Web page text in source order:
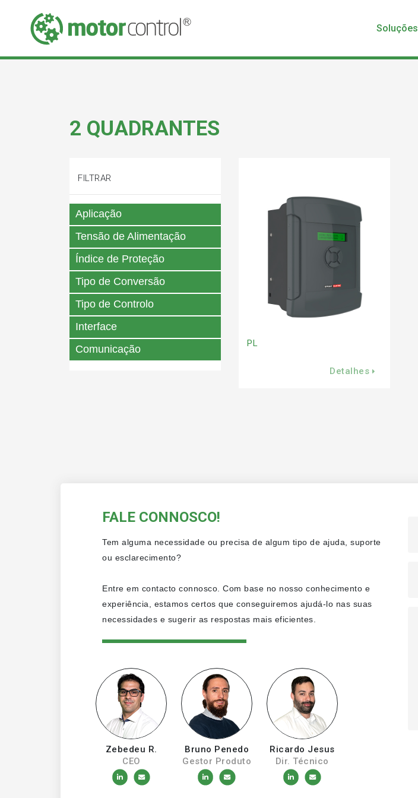
Soluções
2 QUADRANTES
FILTRAR
Aplicação
Tensão de Alimentação
Índice de Proteção
Tipo de Conversão
Tipo de Controlo
Interface
Comunicação
PL
Detalhes
FALE CONNOSCO!
Tem alguma necessidade ou precisa de algum tipo de ajuda, suporte
ou esclarecimento?
Entre em contacto connosco. Com base no nosso conhecimento e
experiência, estamos certos que conseguiremos ajudá-lo nas suas
necessidades e sugerir as respostas mais eficientes.
Zebedeu R.
CEO
Bruno Penedo
Gestor Produto
Ricardo Jesus
Dir. Técnico